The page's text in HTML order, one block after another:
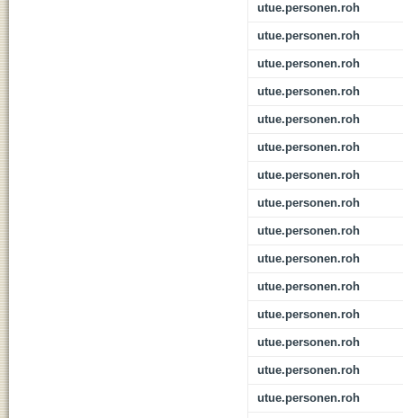
utue.personen.roh
utue.personen.roh
utue.personen.roh
utue.personen.roh
utue.personen.roh
utue.personen.roh
utue.personen.roh
utue.personen.roh
utue.personen.roh
utue.personen.roh
utue.personen.roh
utue.personen.roh
utue.personen.roh
utue.personen.roh
utue.personen.roh